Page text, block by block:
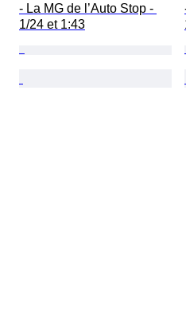
- La MG de l’Auto Stop -
1/24 et 1:43